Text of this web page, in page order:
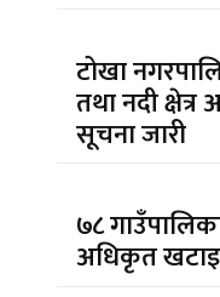
टोखा
तथा नदी
सूचना जारी
७८
अधिकृत